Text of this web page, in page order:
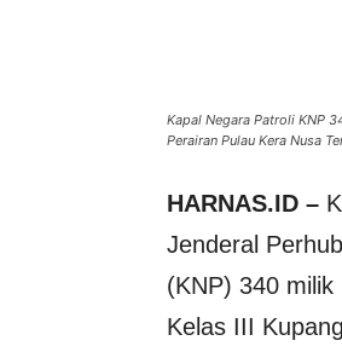
Kapal Negara Patroli KNP
Perairan Pulau Kera Nusa
HARNAS.ID –
Jenderal
(KNP) 340
Kelas III